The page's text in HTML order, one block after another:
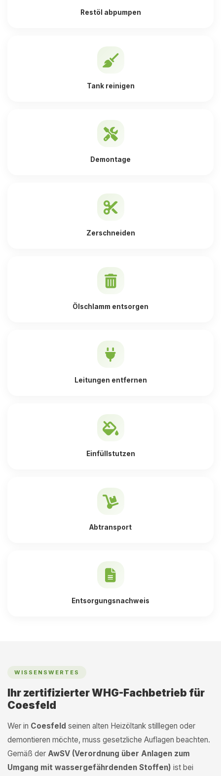
Restöl abpumpen
Tank reinigen
Demontage
Zerschneiden
Ölschlamm entsorgen
Leitungen entfernen
Einfüllstutzen
Abtransport
Entsorgungsnachweis
WISSENSWERTES
Ihr zertifizierter WHG-Fachbetrieb für
Coesfeld
Wer in Coesfeld seinen alten Heizöltank stilllegen oder
demontieren möchte, muss gesetzliche Auflagen beachten.
Gemäß der AwSV (Verordnung über Anlagen zum
Umgang mit wassergefährdenden Stoffen) ist bei